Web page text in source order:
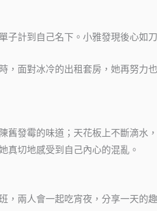
計到自己名下。小雅發現後心如
面對冰冷的出租套房，她再努力
發霉的味道；天花板上不斷滴水
真切地感受到自己內心的混亂。
兩人會一起吃宵夜，分享一天的